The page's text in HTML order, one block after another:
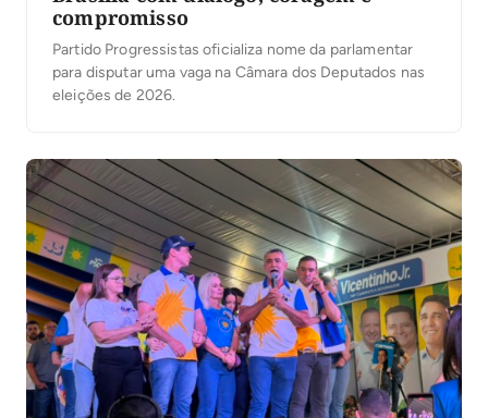
compromisso
Partido Progressistas oficializa nome da parlamentar
para disputar uma vaga na Câmara dos Deputados nas
eleições de 2026.